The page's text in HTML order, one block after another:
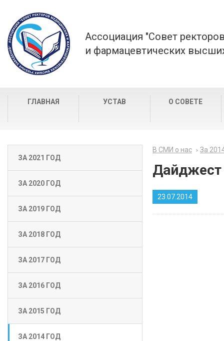
Ассоциация "Совет
и фармацевтических
ГЛАВНАЯ УСТАВ О СОВЕТЕ
ЗА 2021 ГОД
ЗА 2020 ГОД
ЗА 2019 ГОД
ЗА 2018 ГОД
ЗА 2017 ГОД
ЗА 2016 ГОД
ЗА 2015 ГОД
ЗА 2014 ГОД
В СМИ о нас За
Дайджест
23.07.2014